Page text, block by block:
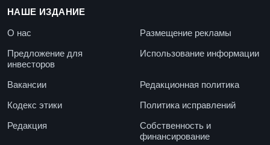
НАШЕ ИЗДАНИЕ
О нас
Размещение рекламы
Предложение для
инвесторов
Использование информации
Вакансии
Редакционная политика
Кодекс этики
Политика исправлений
Редакция
Собственность и
финансирование